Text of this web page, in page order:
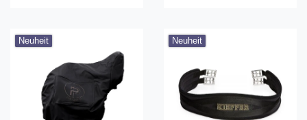
Neuheit Neuheit